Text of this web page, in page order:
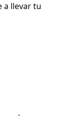
a llevar tu